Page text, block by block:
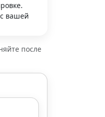
вашей
после